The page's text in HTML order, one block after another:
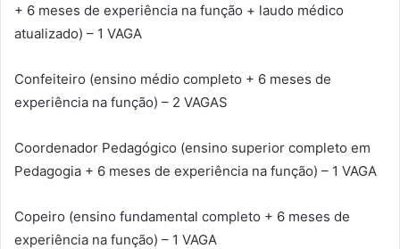
+ 6 meses de experiência na função + laudo médico
atualizado) – 1 VAGA
Confeiteiro (ensino médio completo + 6 meses de
experiência na função) – 2 VAGAS
Coordenador Pedagógico (ensino superior completo em
Pedagogia + 6 meses de experiência na função) – 1 VAGA
Copeiro (ensino fundamental completo + 6 meses de
experiência na função) – 1 VAGA